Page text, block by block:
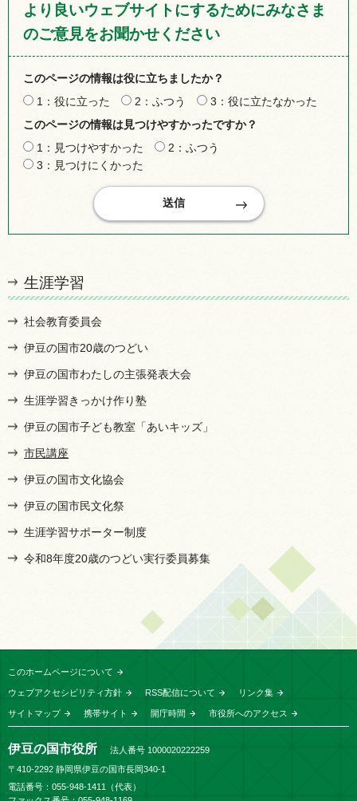
より良いウェブサイトにするためにみなさま
のご意見をお聞かせください
このページの情報は役に立ちましたか？
1：役に立った
2：ふつう
3：役に立たなかった
このページの情報は見つけやすかったですか？
1：見つけやすかった
2：ふつう
3：見つけにくかった
生涯学習
社会教育委員会
伊豆の国市20歳のつどい
伊豆の国市わたしの主張発表大会
生涯学習きっかけ作り塾
伊豆の国市子ども教室「あいキッズ」
市民講座
伊豆の国市文化協会
伊豆の国市民文化祭
生涯学習サポーター制度
令和8年度20歳のつどい実行委員募集
このホームページについて
ウェブアクセシビリティ方針 RSS配信について リンク集
サイトマップ 携帯サイト 開庁時間 市役所へのアクセス
伊豆の国市役所
法人番号 1000020222259
〒410-2292 静岡県伊豆の国市長岡340-1
電話番号：055-948-1411（代表）